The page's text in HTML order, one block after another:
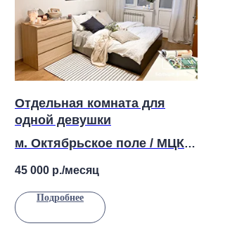
Отдельная комната для
одной девушки
м. Октябрьское поле / МЦК
Зорге
Берзарина, 1
45 000 р./месяц
Подробнее